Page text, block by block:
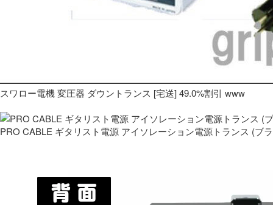
スワロー電機 変圧器 ダウントランス [宅送] 49.0%割引 www
PRO CABLE ギタリスト電源 アイソレーション電源トランス (ブ